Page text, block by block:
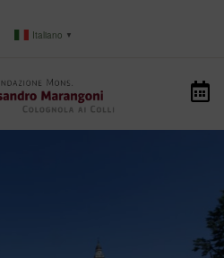
Italiano ▼